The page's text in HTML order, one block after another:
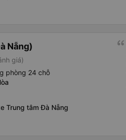
Nẵng)
giá)
phòng 24 chỗ
Trung tâm Đà Nẵng